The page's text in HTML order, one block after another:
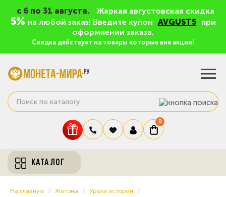
c 6 по 31 августа. Жаркая августовская скидка
5% на любой заказ! Введите купон AVGUST5
при
оформлении заказа.
Скидка действует на товары которые вне акции!
0
КАТАЛОГ
На главную Жетоны Уроки истории